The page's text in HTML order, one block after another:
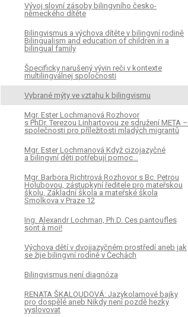
Vývoj slovní zásoby bilingvního česko-
německého dítěte
Bilingvismus a výchova dítěte v bilingvní rodině
Bilingualism and education of children in a
bilingual family
Špecificky narušený vývin reči v kontexte
multilingválnej spoločnosti
Vybrané mýty ve vztahu k bilingvismu
Mgr. Ester Lochmanová Rozhovor
s PhDr. Terezou Linhartovou ze sdružení META –
společnosti pro příležitosti mladých migrantů
Mgr. Ester Lochmanová Když cizojazyčné
a bilingvní děti potřebují pomoc…
Mgr. Barbora Richtrová Rozhovor s Bc. Petrou
Holubovou, zástupkyní ředitele pro mateřskou
školu, Základní škola a mateřské škola
Smolkova v Praze 12
Ing. Alexandr Lochman, Ph.D. Ces pantoufles
sont à moi!
Výchova dětí v dvojjazyčném prostředí aneb jak
se žije bilingvní rodině v Čechách
Bilingvismus není diagnóza
RENATA ŠKALOUDOVÁ: Jazykolamové bajky
pro dospělé aneb Nikdy není pozdě hezky
vyslovovat